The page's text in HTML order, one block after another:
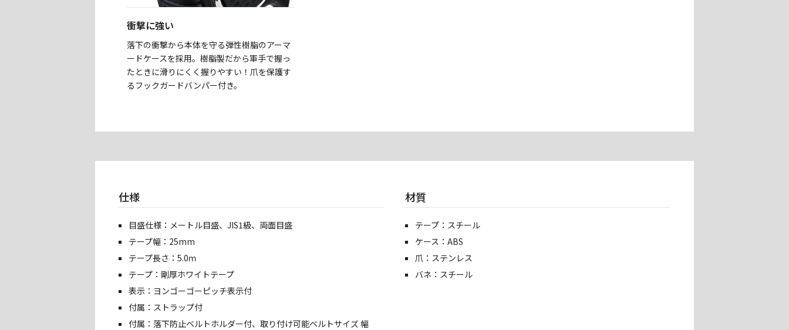
衝撃に強い
落下の衝撃から本体を守る弾性樹脂のアーマ
ードケースを採用。樹脂製だから軍手で握っ
たときに滑りにくく握りやすい！爪を保護す
るフックガードバンパー付き。
仕様
目盛仕様：メートル目盛、JIS1級、両面目盛
テープ幅：25mm
テープ長さ：5.0ｍ
テープ：剛厚ホワイトテープ
表示：ヨンゴーゴーピッチ表示付
付属：ストラップ付
付属：落下防止ベルトホルダー付、取り付け可能ベルトサイズ 幅
材質
テープ：スチール
ケース：ABS
爪：ステンレス
バネ：スチール